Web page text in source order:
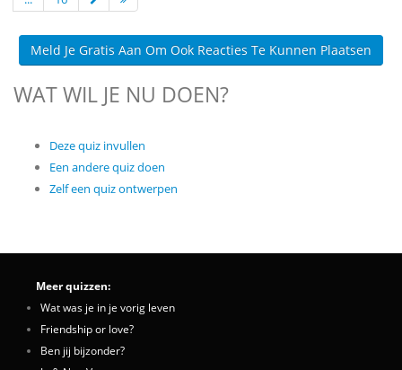
Meld Je Gratis Aan Om Ook Reacties Te Kunnen Plaatsen
WAT WIL JE NU DOEN?
Deze quiz invullen
Een andere quiz doen
Zelf een quiz ontwerpen
Meer quizzen:
Wat was je in je vorig leven
Friendship or love?
Ben jij bijzonder?